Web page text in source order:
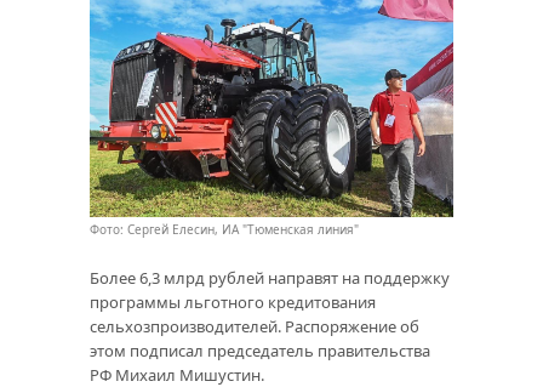
Фото: Сергей Елесин, ИА "Тюменская линия"
Более 6,3 млрд рублей направят на поддержку
программы льготного кредитования
сельхозпроизводителей. Распоряжение об
этом подписал председатель правительства
РФ Михаил Мишустин.